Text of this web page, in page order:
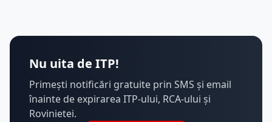
Nu uita de ITP!
Primești notificări gratuite prin SMS și email
înainte de expirarea ITP-ului, RCA-ului și
Rovinietei.